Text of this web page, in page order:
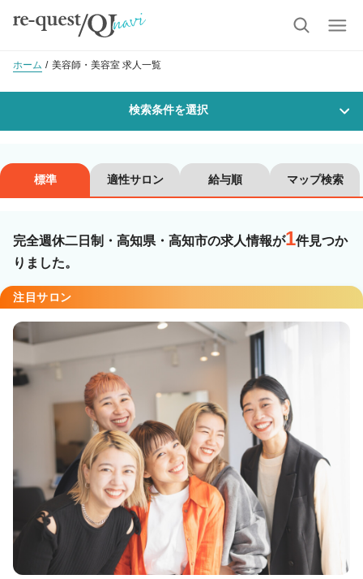
ホーム 美容師・美容室 求人一覧
検索条件を選択
沿線・駅を選択 市区町村を選択
高知市
職種・技能ランク
美容師スタイリスト
カラーリスト フロント・レセプション
ヘアメイク・美容部員 アイリスト
ネイリスト エステティシャン
講師・インストラクター 営業・販売スタッフ・その他
雇用形態
標準 適性サロン 給与順 マップ検索
完全週休二日制・高知県・高知市の求人情報が1件見つか
りました。
注目サロン